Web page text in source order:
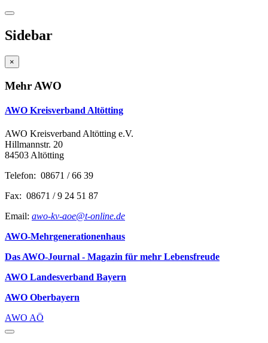
Sidebar
×
Mehr AWO
AWO Kreisverband Altötting
AWO Kreisverband Altötting e.V.
Hillmannstr. 20
84503 Altötting
Telefon: 08671 / 66 39
Fax: 08671 / 9 24 51 87
Email: awo-kv-aoe@t-online.de
AWO-Mehrgenerationenhaus
Das AWO-Journal - Magazin für mehr Lebensfreude
AWO Landesverband Bayern
AWO Oberbayern
AWO AÖ